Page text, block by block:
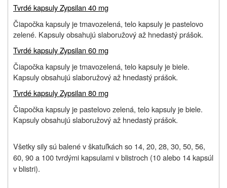
Tvrdé kapsuly Zypsilan 40 mg
Čiapočka kapsuly je tmavozelená, telo kapsuly je pastelovo
zelené. Kapsuly obsahujú slaboružový až hnedastý prášok.
Tvrdé kapsuly Zypsilan 60 mg
Čiapočka kapsuly je tmavozelená, telo kapsuly je biele.
Kapsuly obsahujú slaboružový až hnedastý prášok.
Tvrdé kapsuly Zypsilan 80 mg
Čiapočka kapsuly je pastelovo zelená, telo kapsuly je biele.
Kapsuly obsahujú slaboružový až hnedastý prášok.
Všetky sily sú balené v škatuľkách so 14, 20, 28, 30, 50, 56,
60, 90 a 100 tvrdými kapsulami v blistroch (10 alebo 14 kapsúl
v blistri).